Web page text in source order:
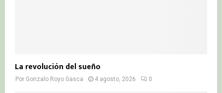
La revolución del sueño
Por Gonzalo Royo Gasca 4 agosto, 2026 0